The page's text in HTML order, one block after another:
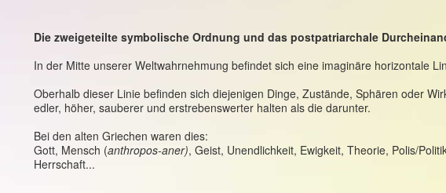
Die zweigeteilte symbolische Ordnung und das postpatriarchale
In der Mitte unserer Weltwahrnehmung befindet sich eine imaginäre horizontale
Oberhalb dieser Linie befinden sich diejenigen Dinge, Zustände, Sphären oder
edler, höher, sauberer und erstrebenswerter halten als die darunter.
Bei den alten Griechen waren dies:
Gott, Mensch (anthropos-aner), Geist, Unendlichkeit, Ewigkeit, Theorie, Polis/
Herrschaft...